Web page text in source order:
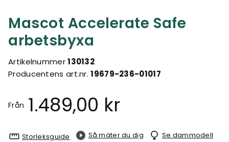
Mascot Accelerate Safe
arbetsbyxa
Artikelnummer130132
Producentens art.nr.19679-236-01017
Från 1.489,00 kr
Storleksguide Så mäter du dig
Se dammodell